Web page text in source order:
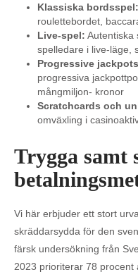
Klassiska bordsspel:
roulettebordet,
Live-spel: Autentiska
spelledare i live-läge,
Progressive
progressiva
mångmiljon- kronor
Scratchcards och
omväxling i
Trygga samt
Vi här erbjuder ett stort
skräddarsydda för den
färsk undersökning från
2023 prioriterar 78 procent